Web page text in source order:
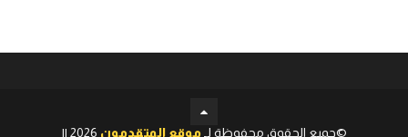
©جميع الحقوق محفوظة لـموقع المتقدمون 2026 ||